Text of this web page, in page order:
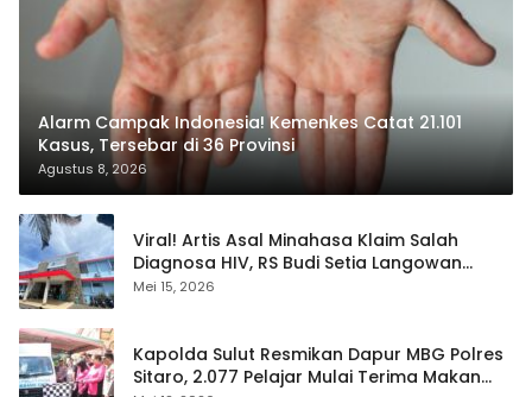
Alarm Campak Indonesia! Kemenkes Catat 21.101
Kasus, Tersebar di 36 Provinsi
Agustus 8, 2026
Viral! Artis Asal Minahasa Klaim Salah
Diagnosa HIV, RS Budi Setia Langowan
Disorot Publik
Mei 15, 2026
Kapolda Sulut Resmikan Dapur MBG Polres
Sitaro, 2.077 Pelajar Mulai Terima Makan